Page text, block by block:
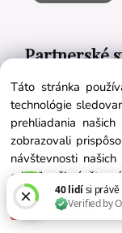
Partnerské
nichetravel.sk
objavsvet.blog
Naše appky pre
Táto stránka
technológie
prehliadania
zobrazovali
návštevnosti
odkiaľ naši
Súhlasím